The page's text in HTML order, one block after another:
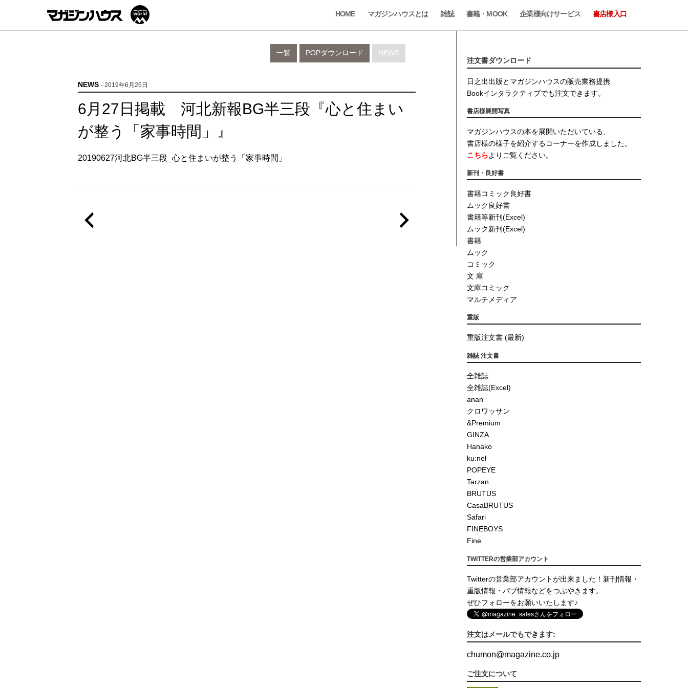
HOME マガジンハウスとは 雑誌 書籍・MOOK 企業様向けサービス 書店様入口
NEWS
POPダウンロード
一覧
NEWS - 2019年6月26日
6月27日掲載 河北新報BG半三段『心と住まい
が整う「家事時間」』
20190627河北BG半三段_心と住まいが整う「家事時間」
注文書ダウンロード
日之出出版とマガジンハウスの販売業務提携
Bookインタラクティブでも注文できます。
書店様展開写真
マガジンハウスの本を展開いただいている、
書店様の様子を紹介するコーナーを作成しました。
こちらよりご覧ください。
新刊・良好書
書籍コミック良好書
ムック良好書
書籍等新刊(Excel)
ムック新刊(Excel)
書籍
ムック
コミック
文 庫
文庫コミック
マルチメディア
重版
重版注文書 (最新)
雑誌 注文書
全雑誌
全雑誌(Excel)
anan
クロワッサン
&Premium
GINZA
Hanako
ku:nel
POPEYE
Tarzan
BRUTUS
CasaBRUTUS
Safari
FINEBOYS
Fine
TWITTERの営業部アカウント
Twitterの営業部アカウントが出来ました！新刊情報・
重版情報・パブ情報などをつぶやきます。
ぜひフォローをお願いいたします♪
注文はメールでもできます:
chumon@magazine.co.jp
ご注文について